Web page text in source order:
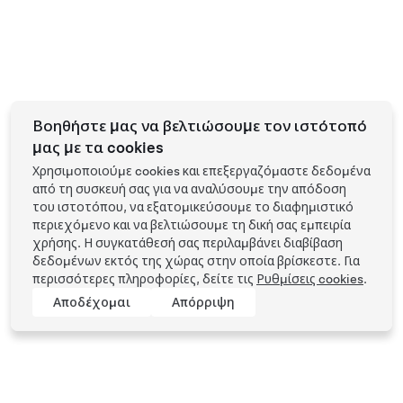
Βοηθήστε μας να βελτιώσουμε τον ιστότοπό
μας με τα cookies
Χρησιμοποιούμε cookies και επεξεργαζόμαστε δεδομένα
από τη συσκευή σας για να αναλύσουμε την απόδοση
του ιστοτόπου, να εξατομικεύσουμε το διαφημιστικό
περιεχόμενο και να βελτιώσουμε τη δική σας εμπειρία
χρήσης. Η συγκατάθεσή σας περιλαμβάνει διαβίβαση
δεδομένων εκτός της χώρας στην οποία βρίσκεστε. Για
περισσότερες πληροφορίες, δείτε τις Ρυθμίσεις cookies.
Αποδέχομαι
Απόρριψη